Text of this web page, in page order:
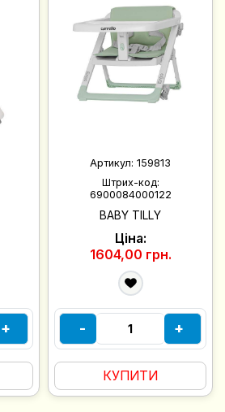
+
Артикул: 159813
Штрих-код:
6900084000122
BABY TILLY
Ціна:
1604,00 грн.
- +
КУПИТИ